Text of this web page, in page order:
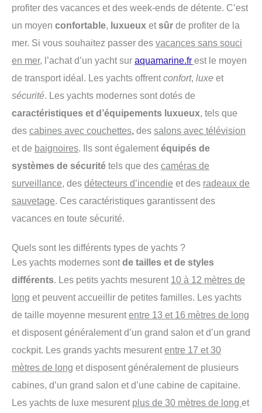
profiter des vacances et des week-ends de détente. C’est
un moyen confortable, luxueux etsûr de profiter de la
mer. Si vous souhaitez passer des vacances sans souci
en mer, l’achat d’un yacht sur aquamarine.fr est le moyen
de transport idéal. Les yachts offrentconfort, luxe et
sécurité. Les yachts modernes sont dotés de
caractéristiques et d’équipements luxueux, tels que
des cabines avec couchettes, des salons avec télévision
et de baignoires. Ils sont égalementéquipés de
systèmes de sécurité tels que des caméras de
surveillance, des détecteurs d’incendie et des radeaux de
sauvetage. Ces caractéristiques garantissent des
vacances en toute sécurité.
Quels sont les différents types de yachts ?
Les yachts modernes sontde tailles et de styles
différents. Les petits yachts mesurent 10 à 12 mètres de
long et peuvent accueillir de petites familles. Les yachts
de taille moyenne mesurententre 13 et 16 mètres de long
et disposent généralement d’un grand salon et d’un grand
cockpit. Les grands yachts mesurententre 17 et 30
mètres de long et disposent généralement de plusieurs
cabines, d’un grand salon et d’une cabine de capitaine.
Les yachts de luxe mesurent plus de 30 mètres de long et